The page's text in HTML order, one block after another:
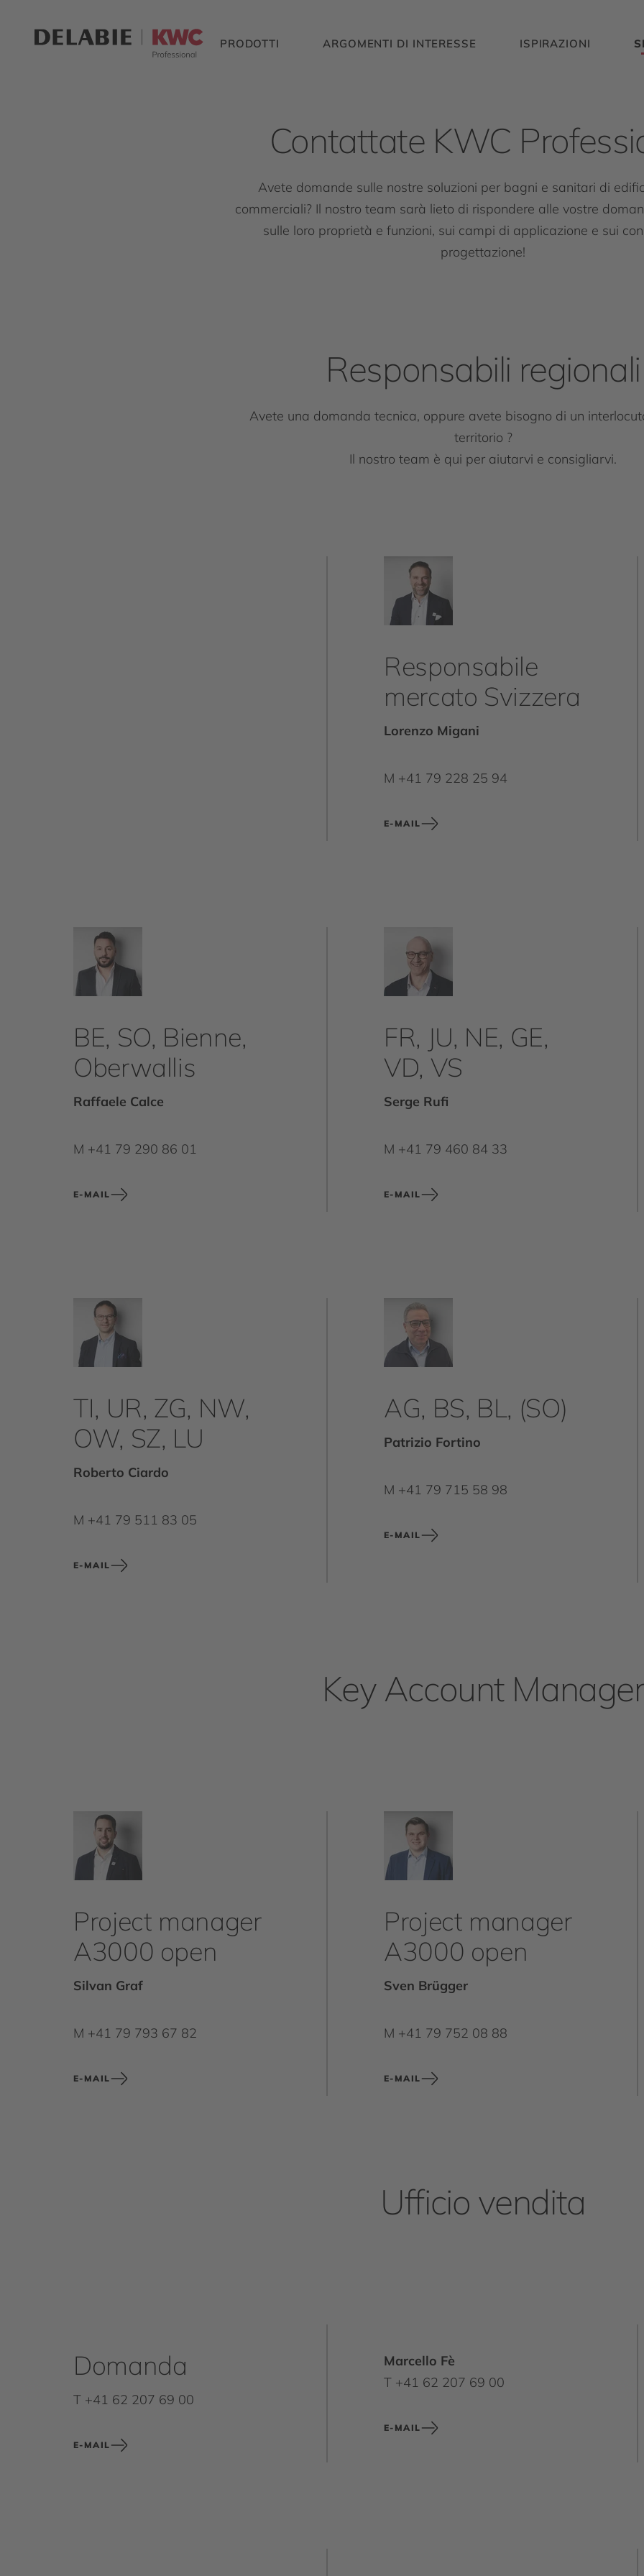
PRODOTTI ARGOMENTI DI INTERESSE ISPIRAZIONI
Contattate KWC
Avete domande sulle nostre soluzioni per bagni e sanitari di
commerciali? Il nostro team sarà lieto di rispondere alle vostre
sulle loro proprietà e funzioni, sui campi di applicazione e sui
progettazione!
Responsabili regionali
Avete una domanda tecnica, oppure avete bisogno di un
territorio ?
Il nostro team è qui per aiutarvi e consigliarvi.
Responsabile
mercato Svizzera
Lorenzo Migani
M +41 79 228 25 94
E-MAIL
BE, SO, Bienne,
Oberwallis
Raffaele Calce
M +41 79 290 86 01
E-MAIL
FR, JU, NE, GE,
VD, VS
Serge Rufi
M +41 79 460 84 33
E-MAIL
TI, UR, ZG, NW,
OW, SZ, LU
Roberto Ciardo
M +41 79 511 83 05
E-MAIL
AG, BS, BL, (SO)
Patrizio Fortino
M +41 79 715 58 98
E-MAIL
Key Account Manager
Project manager
A3000 open
Silvan Graf
M +41 79 793 67 82
E-MAIL
Project manager
A3000 open
Sven Brügger
M +41 79 752 08 88
E-MAIL
Ufficio vendita
Domanda
T +41 62 207 69 00
E-MAIL
Marcello Fè
T +41 62 207 69 00
E-MAIL